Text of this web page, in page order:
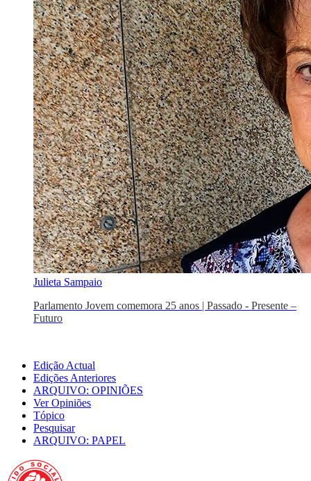
Julieta Sampaio
Parlamento Jovem comemora 25 anos | Passado - Presente –
Futuro
Edição Actual
Edições Anteriores
ARQUIVO: OPINIÕES
Ver Opiniões
Tópico
Pesquisar
ARQUIVO: PAPEL